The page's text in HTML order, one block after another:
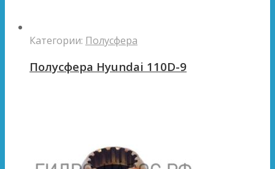
Категории: Полусфера
Полусфера Hyundai 110D-9